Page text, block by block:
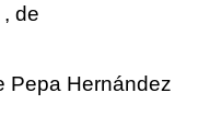
, de
Pepa Hernández